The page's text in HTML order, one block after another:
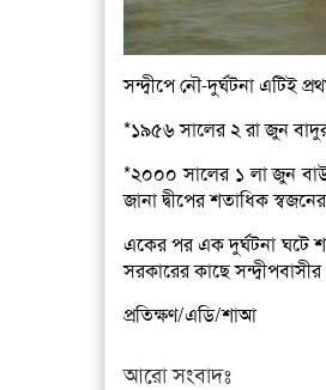
সন্দ্বীপে নৌ-দুর্ঘটনা এটিই
*১৯৫৬ সালের ২ রা জুন
*২০০০ সালের ১ লা জুন
জানা দ্বীপের শতাধিক
একের পর এক দুর্ঘটনা ঘটে
সরকারের কাছে
প্রতিক্ষণ/এডি/শাআ
আরো সংবাদঃ